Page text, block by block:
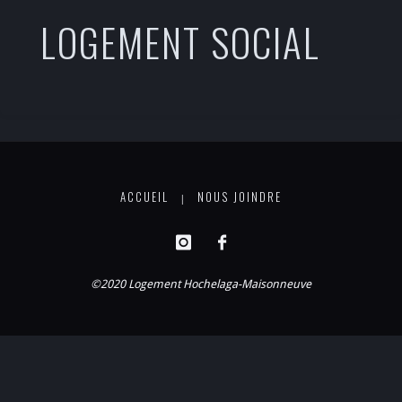
LOGEMENT SOCIAL
ACCUEIL | NOUS JOINDRE
©2020 Logement Hochelaga-Maisonneuve